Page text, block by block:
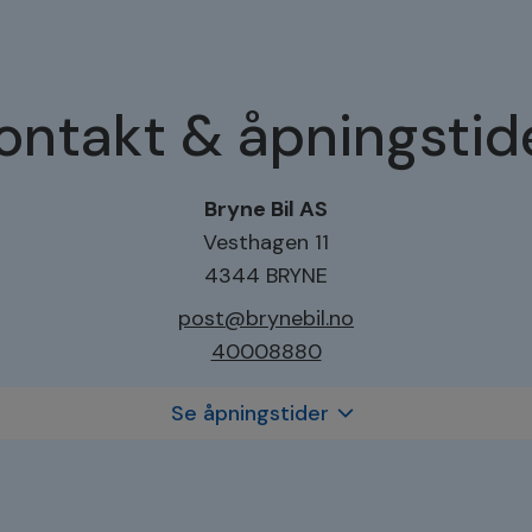
&
Bryne Bil AS
Vesthagen 11
4344 BRYNE
post@brynebil.no
40008880
Se åpningstider